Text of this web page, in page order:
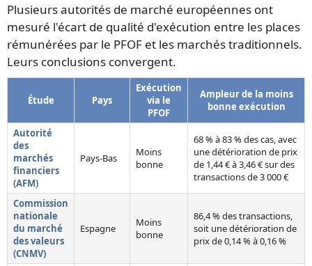
Plusieurs autorités de marché européennes ont
mesuré l'écart de qualité d'exécution entre les places
rémunérées par le PFOF et les marchés traditionnels.
Leurs conclusions convergent.
Étude Pays
Exécution
via le
PFOF
Ampleur de la moins
bonne exécution
Autorité
des
marchés
financiers
(AFM)
Pays-Bas
Moins
bonne
68 % à 83 % des cas, avec
une détérioration de prix
de 1,44 € à 3,46 € sur des
transactions de 3 000 €
Commission
nationale
du marché
des valeurs
(CNMV)
Espagne
Moins
bonne
86,4 % des transactions,
soit une détérioration de
prix de 0,14 % à 0,16 %